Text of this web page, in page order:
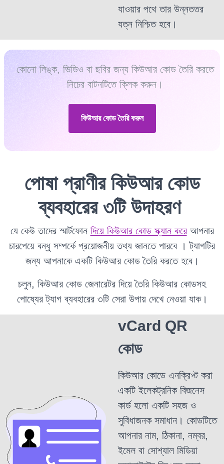
যাওয়ার পথে তার উন্নততর
যত্ন নিশ্চিত হবে।
কোনো লিঙ্ক, ভিডিও বা ছবির জন্য কিউআর কোড তৈরি করতে
নিচের বাটনটিতে ক্লিক করুন।
কিউআর কোড তৈরি করুন
পোষা প্রাণীর কিউআর কোড
ব্যবহারের ৩টি উদাহরণ
যে কেউ তাদের স্মার্টফোন দিয়ে কিউআর কোড স্ক্যান করে আপনার
চারপেয়ে বন্ধু সম্পর্কে প্রয়োজনীয় তথ্য জানতে পারবে । ট্যাগটির
জন্য আপনাকে একটি কিউআর কোড তৈরি করতে হবে।
চলুন, কিউআর কোড জেনারেটর দিয়ে তৈরি কিউআর কোডসহ
পোষ্যের ট্যাগ ব্যবহারের ৩টি সেরা উপায় দেখে নেওয়া যাক।
vCard QR
কোড
কিউআর কোডে এনক্রিপ্ট করা
একটি ইলেকট্রনিক বিজনেস
কার্ড হলো একটি সহজ ও
সুবিধাজনক সমাধান। কোডটিতে
আপনার নাম, ঠিকানা, নম্বর,
ইমেল বা সোশ্যাল মিডিয়া